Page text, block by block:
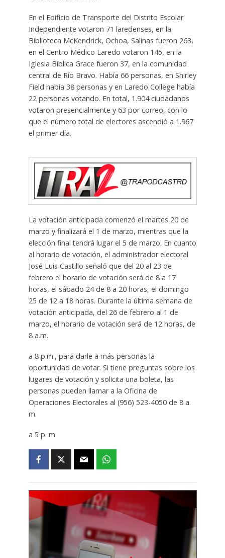
En el Edificio de Transporte del Distrito Escolar
Independiente votaron 71 laredenses, en la
Biblioteca McKendrick, Ochoa, Salinas fueron 263,
en el Centro Médico Laredo votaron 145, en la
Iglesia Bíblica Grace fueron 37, en la comunidad
central de Río Bravo. Había 66 personas, en Shirley
Field había 38 personas y en Laredo College había
22 personas votando. En total, 1.904 ciudadanos
votaron presencialmente y 63 por correo, con lo
que el número total de electores ascendió a 1.967
el primer día.
La votación anticipada comenzó el martes 20 de
marzo y finalizará el 1 de marzo, mientras que la
elección final tendrá lugar el 5 de marzo. En cuanto
al horario de votación, el administrador electoral
José Luis Castillo señaló que del 20 al 23 de
febrero el horario de votación será de 8 a 17
horas, el sábado 24 de 8 a 20 horas, el domingo
25 de 12 a 18 horas. Durante la última semana de
votación anticipada, del 26 de febrero al 1 de
marzo, el horario de votación será de 12 horas, de
8 a.m.
a 8 p.m., para darle a más personas la
oportunidad de votar. Si tiene preguntas sobre los
lugares de votación y solicita una boleta, las
personas pueden llamar a la Oficina de
Operaciones Electorales al (956) 523-4050 de 8 a.
m.
a 5 p. m.